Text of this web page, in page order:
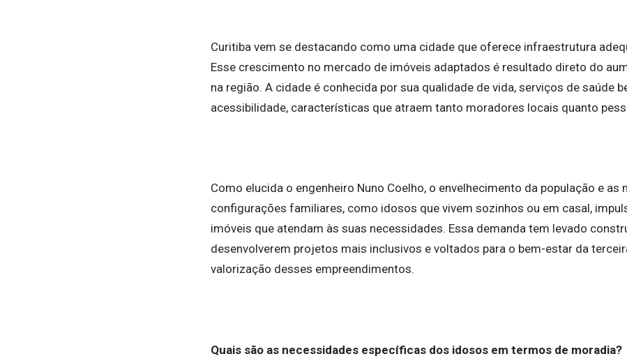
Curitiba vem se destacando como uma cidade que oferece infraestrutura
Esse crescimento no mercado de imóveis adaptados é resultado direto do
na região. A cidade é conhecida por sua qualidade de vida, serviços de saúde
acessibilidade, características que atraem tanto moradores locais quanto
Como elucida o engenheiro Nuno Coelho, o envelhecimento da população e as
configurações familiares, como idosos que vivem sozinhos ou em casal,
imóveis que atendam às suas necessidades. Essa demanda tem levado
desenvolverem projetos mais inclusivos e voltados para o bem-estar da
valorização desses empreendimentos.
Quais são as necessidades específicas dos idosos em termos de moradia?